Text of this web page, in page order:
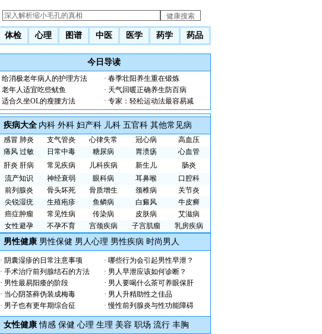
体检 心理 图谱 中医 医学 药学 药品
今日导读
给消极老年病人的护理方法
老年人适宜吃些鱿鱼
适合久坐OL的瘦腰方法
· 春季壮阳养生重在锻炼
· 天气回暖正确养生防百病
· 专家：轻松运动法最容易减
疾病大全 内科 外科 妇产科 儿科 五官科 其他常见病
感冒 肺炎 支气管炎 心律失常 冠心病
高血压
痛风 过敏 日常中毒 糖尿病 胃溃疡
心血管
肝炎 肝病 常见疾病 儿科疾病 新生儿
肠炎
流产知识
神经衰弱 眼科病 耳鼻喉
口腔科
前列腺炎
骨头坏死 骨质增生 颈椎病
关节炎
尖锐湿疣
生殖疱疹 鱼鳞病 白癜风
牛皮癣
癌症肿瘤
常见性病 传染病 皮肤病
艾滋病
女性避孕
不孕不育 宫颈疾病 子宫肌瘤 乳房疾病
男性健康 男性保健 男人心理 男性疾病 时尚男人
· 阴囊湿疹的日常注意事项 · 哪些行为会引起男性早泄？
· 手术治疗前列腺结石的方法 · 男人早泄应该如何诊断？
· 男性最易阳痿的阶段 · 男人要喝什么茶可养眼保肝
· 当心阴茎藓伪装成梅毒 · 男人升精助性之佳品
· 男子也有更年期综合征 ·慢性前列腺炎与性功能障碍
女性健康 情感 保健 心理 生理 美容 职场 流行 丰胸